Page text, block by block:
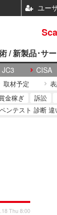
JC3 CISA
/ 新製品･サ
取材予定
金稼ぎ 訴訟
ペンテスト 診断 違
Thu 8:00
ユー